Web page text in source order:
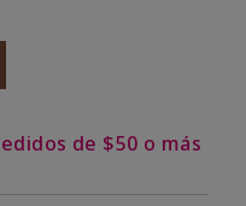
de $50 o más